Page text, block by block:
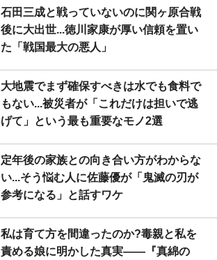
石田三成と戦っていないのに関ヶ原合戦
後に大出世...徳川家康が厚い信頼を置い
た「戦国最大の悪人」
大地震でまず確保すべきは水でも食料で
もない...被災者が「これだけは担いで逃
げて」という最も重要なモノ2選
定年後の家族との向き合い方がわからな
い...そう悩む人に佐藤優が「鬼滅の刃が
参考になる」と話すワケ
私は育て方を間違ったのか?毒親と私を
責める娘に明かした真実――『真綿の